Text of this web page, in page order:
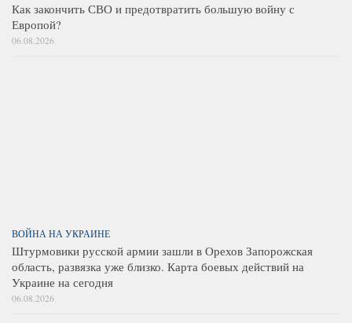
Как закончить СВО и предотвратить большую войну с
Европой?
06.08.2026
ВОЙНА НА УКРАИНЕ
Штурмовики русской армии зашли в Орехов Запорожская
область, развязка уже близко. Карта боевых действий на
Украине на сегодня
06.08.2026